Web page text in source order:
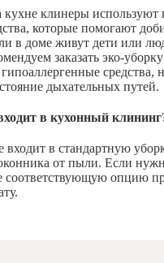
кухне клинеры используют
которые помогают
в доме живут дети или
заказать эко-
средства,
дыхательных путей.
в кухонный
входит в стандартную
от пыли. Если
соответствующую опцию